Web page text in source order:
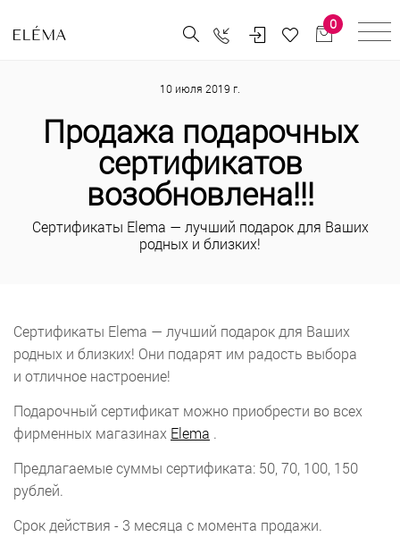
0
10 июля 2019 г.
Продажа подарочных
сертификатов
возобновлена!!!
Сертификаты Elema — лучший подарок для Ваших
родных и близких!
Сертификаты Elema — лучший подарок для Ваших
родных и близких! Они подарят им радость выбора
и отличное настроение!
Подарочный сертификат можно приобрести во всех
фирменных магазинах Elema .
Предлагаемые суммы сертификата: 50, 70, 100, 150
рублей.
Срок действия - 3 месяца с момента продажи.